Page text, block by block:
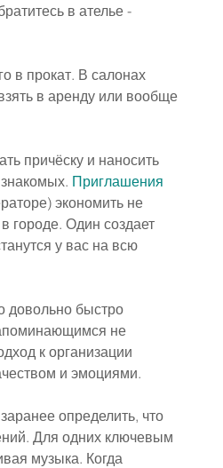
в ателье -
в прокат. В салонах
в аренду или вообще
причёску и наносить
Приглашения
экономить не
городе. Один создает
у вас на всю
довольно быстро
не
к организации
и эмоциями.
определить, что
Для одних ключевым
музыка. Когда